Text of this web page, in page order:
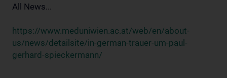
All News...
https://www.meduniwien.ac.at/web/en/about-
us/news/detailsite/in-german-trauer-um-paul-
gerhard-spieckermann/